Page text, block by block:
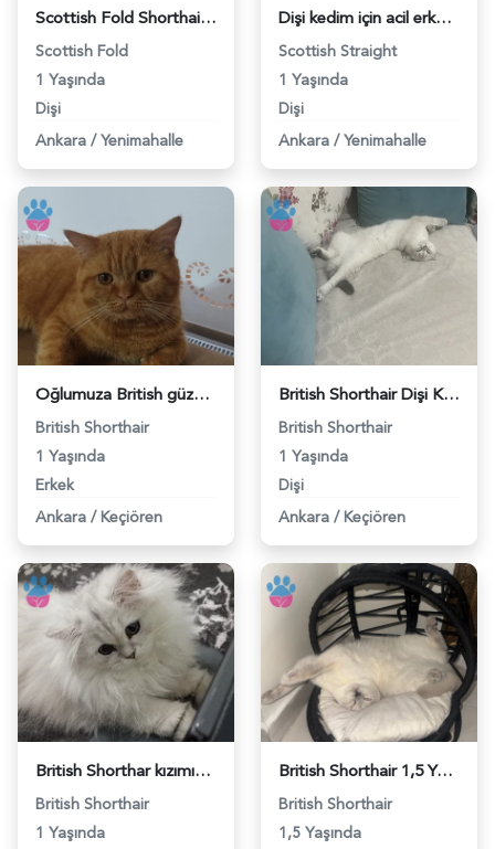
Scottish Fold Shorthair kızıma eş arıyorum - 118984671
Scottish Fold
1 Yaşında
Dişi
Ankara / Yenimahalle
Dişi kedim için acil erkek kızgın kedi - 118984648
Scottish Straight
1 Yaşında
Dişi
Ankara / Yenimahalle
Oğlumuza British güzel dişi arıyoruz - 118984620
British Shorthair
1 Yaşında
Erkek
Ankara / Keçiören
British Shorthair Dişi Kedim Eş Arıyor - 118984618
British Shorthair
1 Yaşında
Dişi
Ankara / Keçiören
British Shorthar kızımıza eş arıyoruz - 118984590
British Shorthair
1 Yaşında
British Shorthair 1,5 Yaşında Eş Arıyor - 118984542
British Shorthair
1,5 Yaşında